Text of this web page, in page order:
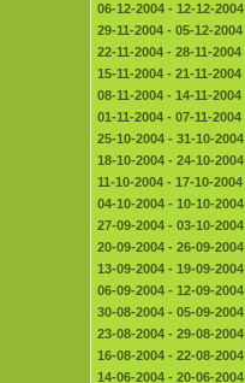
06-12-2004 - 12-12-2004
29-11-2004 - 05-12-2004
22-11-2004 - 28-11-2004
15-11-2004 - 21-11-2004
08-11-2004 - 14-11-2004
01-11-2004 - 07-11-2004
25-10-2004 - 31-10-2004
18-10-2004 - 24-10-2004
11-10-2004 - 17-10-2004
04-10-2004 - 10-10-2004
27-09-2004 - 03-10-2004
20-09-2004 - 26-09-2004
13-09-2004 - 19-09-2004
06-09-2004 - 12-09-2004
30-08-2004 - 05-09-2004
23-08-2004 - 29-08-2004
16-08-2004 - 22-08-2004
14-06-2004 - 20-06-2004